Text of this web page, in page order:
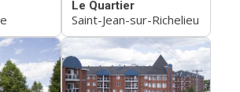
Le Quartier
Saint-Jean-sur-Richelieu